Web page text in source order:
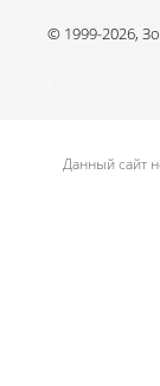
© 1999-2026,
Данный сайт